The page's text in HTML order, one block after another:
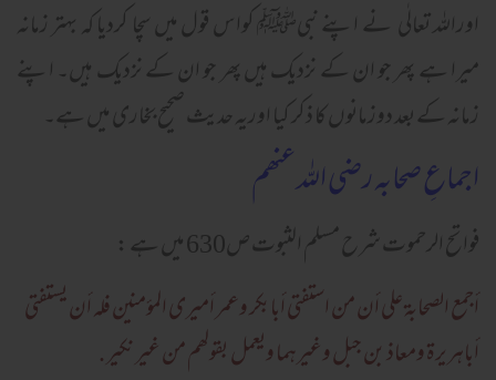
اوراللہ تعالٰی نے اپنے نبیﷺ کواس قول میں سچا کردیا کہ بہتر زمانہ
میرا ہے پھر جو ان کے نزدیک ہیں پھر جو ان کے نزدیک ہیں۔ اپنے
زمانہ کے بعد دوزمانوں کا ذکر کیا اوریہ حدیث صحیح بخاری میں ہے۔
اجماعِ صحابہ رضی اللہ عنھم
فواتح الرحموت شرح مسلم الثبوت ص630 میں ہے :
أجمع الصحابۃ علی أن من استفتی أبابکر وعمر أمیری المؤمنین فلہ أن یستفتی
أباہریرۃ ومعاذ بن جبل وغیرہما ویعمل بقولھم من غیر نکیر .